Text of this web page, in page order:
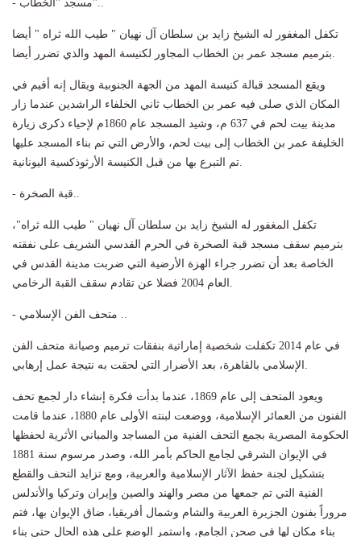
- مسجد "الخطاب"..
تكفل المغفور له الشيخ زايد بن سلطان آل نهيان " طيب الله ثراه " أيضا
ويقع المسجد قبالة كنيسة المهد من الجهة الجنوبية ويقال إنه أقيم في
المكان الذي صلى فيه عمر بن الخطاب ثاني الخلفاء الراشدين عندما زار
مدينة بيت لحم في 637 م، وشيد المسجد عام 1860م لإحياء ذكرى زيارة
الخليفة عمر بن الخطاب إلى بيت لحم، والأرض التي تم بناء المسجد عليها
تكفل المغفور له الشيخ زايد بن سلطان آل نهيان " طيب الله ثراه"،
بترميم سقف مسجد قبة الصخرة في الحرم القدسي الشريف على نفقته
الخاصة بعد أن تضرر جراء الهزة الأرضية التي ضربت مدينة القدس في
في عام 2014 تكفلت شخصية إماراتية بنفقات ترميم وصيانة متحف الفن
ويعود المتحف إلى عام 1869، عندما بدأت فكرة إنشاء دار لجمع تحف
الفنون من العمائر الإسلامية، ووضعت لبنته الأولى عام 1880، عندما قامت
الحكومة المصرية بجمع التحف الفنية من المساجد والمباني الأثرية لحفظها
في الإيوان الشرقي لجامع الحاكم بأمر الله، وصدر مرسوم سنة 1881
بتشكيل لجنة حفظ الآثار الإسلامية والعربية، ومع تزايد التحف والقطع
الفنية التي تم جمعها من مصر والهند والصين وإيران وتركيا والأندلس
مروراً بفنون الجزيرة العربية والشام وشمال أفريقيا، ضاق الإيوان بها، فتم
بناء مكان لها في صحن الجامع، واستمر الوضع على هذه الحال حتى بناء